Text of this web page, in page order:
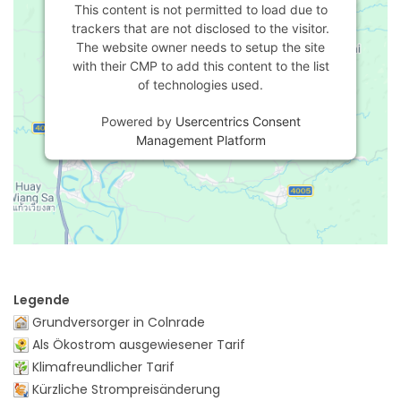
This content is not permitted to load due to
trackers that are not disclosed to the visitor.
The website owner needs to setup the site
with their CMP to add this content to the list
of technologies used.
Powered by Usercentrics Consent
Management Platform
Legende
Grundversorger in Colnrade
Als Ökostrom ausgewiesener Tarif
Klimafreundlicher Tarif
Kürzliche Strompreisänderung